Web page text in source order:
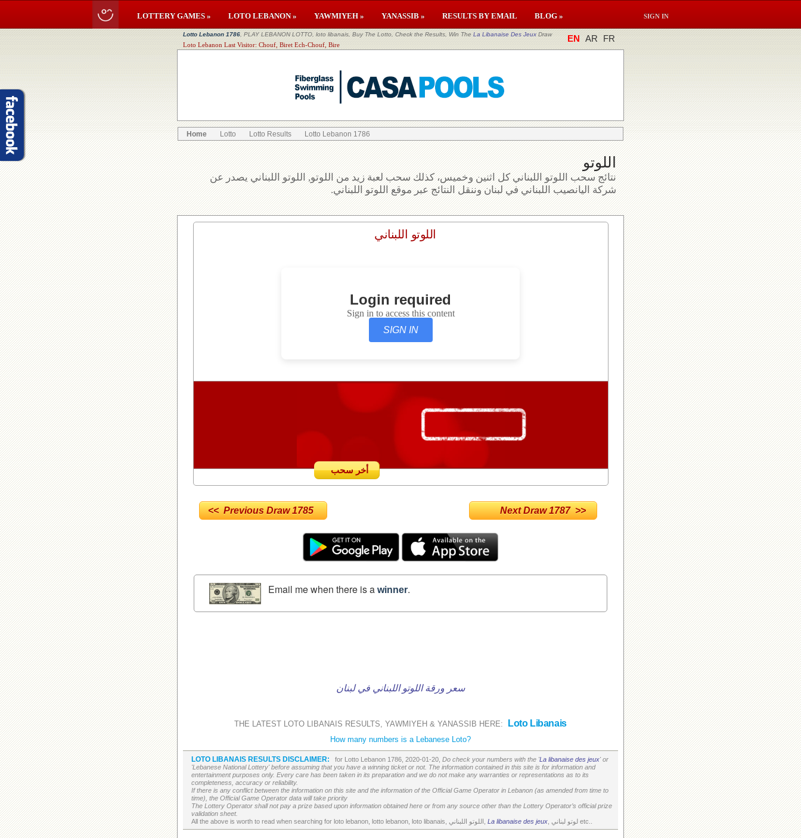
LOTTERY GAMES » LOTO LEBANON » YAWMIYEH » YANASSIB » RESULTS BY EMAIL BLOG » SIGN IN
Lotto Lebanon 1786 , PLAY LEBANON LOTTO, loto libanais, Buy The Lotto, Check the Results, Win The La Libanaise Des Jeux Draw
Loto Lebanon Last Visitor: Chouf, Biret Ech-Chouf, Bire
EN AR FR
Home Lotto Lotto Results Lotto Lebanon 1786
اللوتو
نتائج سحب اللوتو اللبناني كل اثنين وخميس، كذلك سحب لعبة زيد من اللوتو, اللوتو اللبناني يصدر عن
شركة اليانصيب اللبناني في لبنان وننقل النتائج عبر موقع اللوتو اللبناني.
اللوتو اللبناني
Login required
Sign in to access this content
SIGN IN
أخر سحب
<< Previous Draw 1785 Next Draw 1787 >>
Email me when there is a winner.
سعر ورقة اللوتو اللبناني في لبنان
THE LATEST LOTO LIBANAIS RESULTS, YAWMIYEH & YANASSIB HERE: Loto Libanais
How many numbers is a Lebanese Loto?
LOTO LIBANAIS RESULTS DISCLAIMER: for Lotto Lebanon 1786, 2020-01-20, Do check your numbers with the 'La libanaise des jeux' or
'Lebanese National Lottery' before assuming that you have a winning ticket or not. The information contained in this site is for information and
entertainment purposes only. Every care has been taken in its preparation and we do not make any warranties or representations as to its
completeness, accuracy or reliability.
If there is any conflict between the information on this site and the information of the Official Game Operator in Lebanon (as amended from time to
time), the Official Game Operator data will take priority
The Lottery Operator shall not pay a prize based upon information obtained here or from any source other than the Lottery Operator’s official prize
validation sheet.
La libanaise des jeux , لوتو لبناني etc..